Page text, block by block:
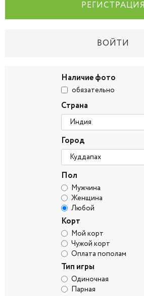
РЕГИСТРАЦИЯ
ВОЙТИ
Наличие фото
обязательно
Страна
Город
Пол
Мужчина
Женщина
Любой
Корт
Мой корт
Чужой корт
Оплата пополам
Тип игры
Одиночная
Парная